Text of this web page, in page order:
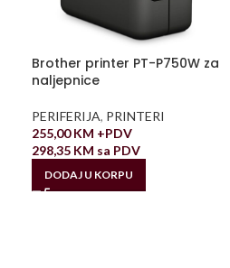
Brother printer PT-P750W za
naljepnice
PERIFERIJA, PRINTERI
255,00KM +PDV
298,35 KM sa PDV
DODAJ U KORPU